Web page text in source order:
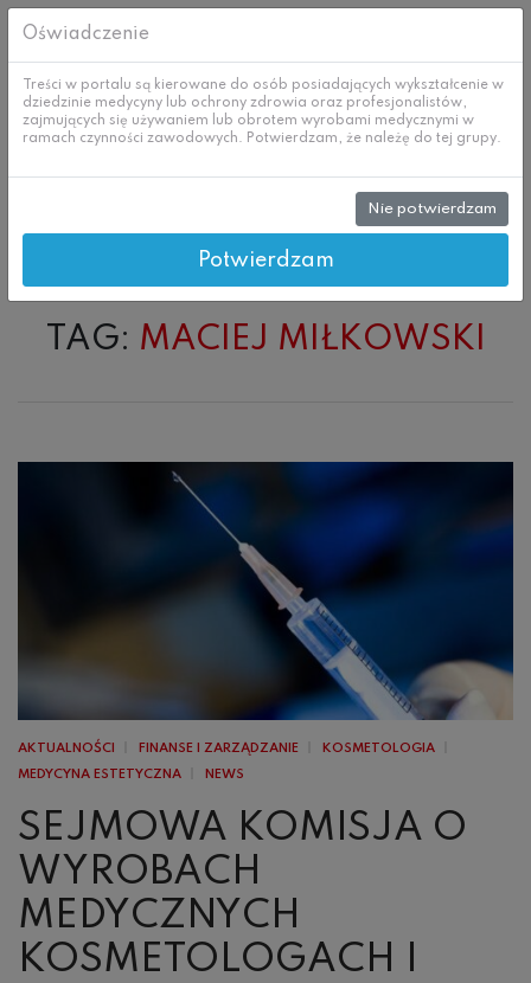
Prenumerata
TAG: MACIEJ MIŁKOWSKI
AKTUALNOŚCI FINANSE I ZARZĄDZANIE
KOSMETOLOGIA
MEDYCYNA ESTETYCZNA
NEWS
SEJMOWA KOMISJA O
WYROBACH
MEDYCZNYCH
KOSMETOLOGACH I
Oświadczenie
Treści w portalu są kierowane do osób posiadających wykształcenie w
dziedzinie medycyny lub ochrony zdrowia oraz profesjonalistów,
zajmujących się używaniem lub obrotem wyrobami medycznymi w
ramach czynności zawodowych. Potwierdzam, że należę do tej grupy.
Nie potwierdzam
Potwierdzam